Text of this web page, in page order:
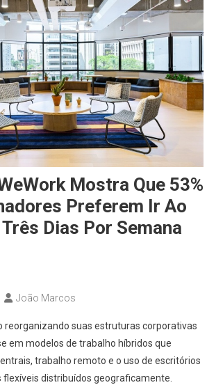
Mostra Que 53%
Preferem Ir Ao
Dias Por Semana
João Marcos
reorganizando suas estruturas corporativas
em modelos de trabalho híbridos que
trabalho remoto e o uso de escritórios
distribuídos geograficamente.